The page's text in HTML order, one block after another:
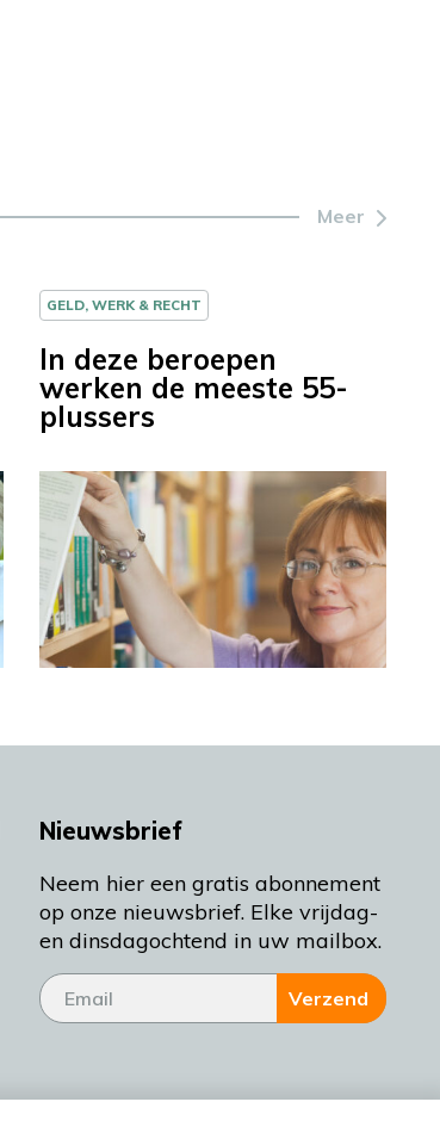
Meer
GELD, WERK & RECHT
In deze beroepen
werken de meeste 55-
plussers
Nieuwsbrief
Neem hier een gratis abonnement
op onze nieuwsbrief. Elke vrijdag-
en dinsdagochtend in uw mailbox.
Verzend